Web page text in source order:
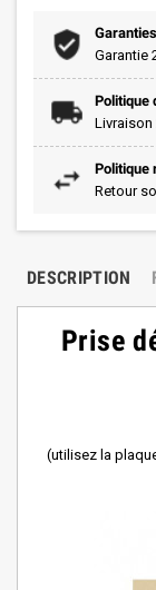
Garantie
Politique
Livraison
Politique
Retour
DESCRIPTION
Prise
(utilisez la